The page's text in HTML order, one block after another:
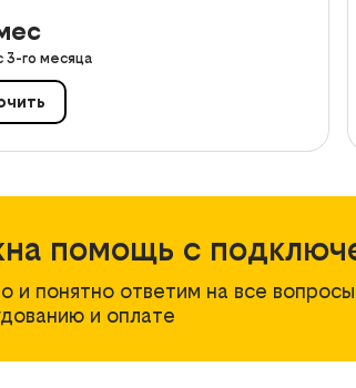
3-го месяца
помощь с
и понятно ответим на все
и оплате